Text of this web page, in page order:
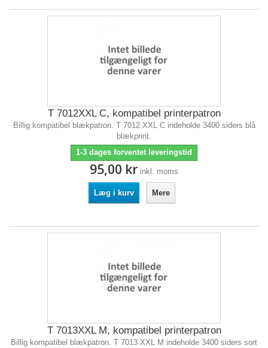
T 7012XXL C, kompatibel printerpatron
Billig kompatibel blækpatron. T 7012 XXL C indeholde 3400 siders blå
blækprint.
1-3 dages forventet leveringstid
95,00 kr inkl. moms
Læg i kurv Mere
T 7013XXL M, kompatibel printerpatron
Billig kompatibel blækpatron. T 7013 XXL M indeholde 3400 siders sort